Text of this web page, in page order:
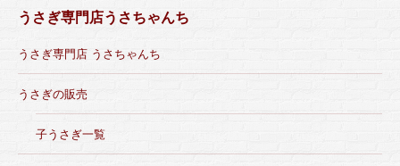
うさぎ専門店うさちゃんち
うさぎ専門店 うさちゃんち
うさぎの販売
子うさぎ一覧